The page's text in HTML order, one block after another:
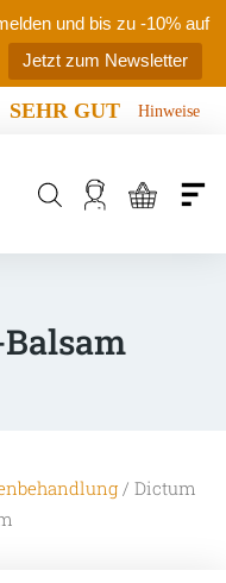
und bis zu -10% auf
Jetzt zum Newsletter
SEHR GUT Hinweise
Products
search
/ Dictum